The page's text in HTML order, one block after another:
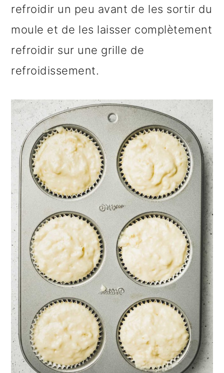
refroidir un peu avant de les sortir du
moule et de les laisser complètement
refroidir sur une grille de
refroidissement.